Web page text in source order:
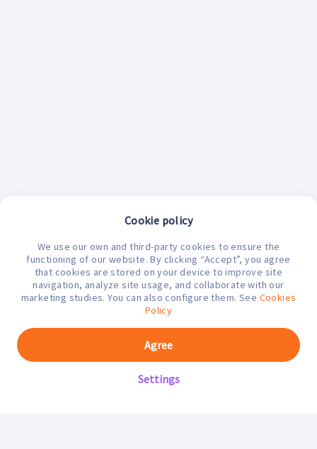
¿En qué podemos ayudarte hoy?
Cookie policy
We use our own and third-party cookies to ensure the
functioning of our website. By clicking “Accept”, you agree
that cookies are stored on your device to improve site
navigation, analyze site usage, and collaborate with our
marketing studies. You can also configure them. See Cookies
Policy
Settings
Agree